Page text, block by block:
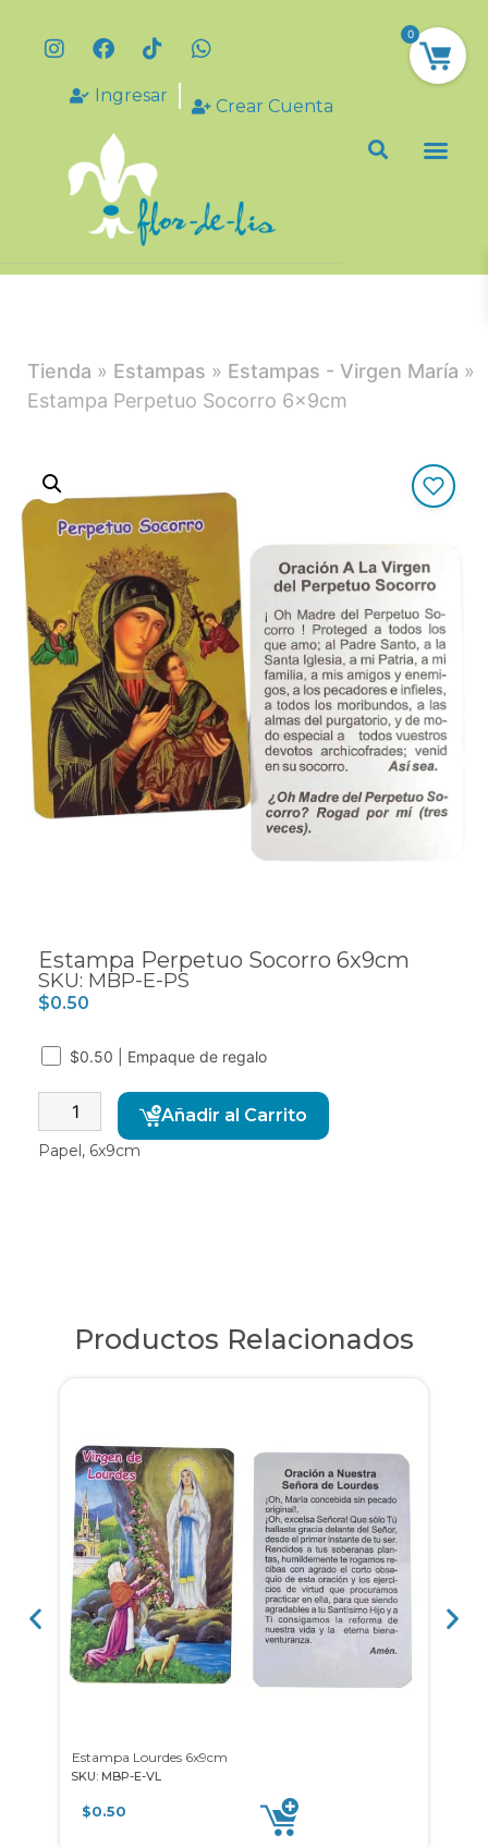
Ingresar
Crear Cuenta
Tienda » Estampas » Estampas - Virgen María »
Estampa Perpetuo Socorro 6x9cm
Estampa Perpetuo Socorro 6x9cm
SKU: MBP-E-PS
$0.50
$0.50 | Empaque de regalo
Añadir al Carrito
Papel, 6x9cm
Productos Relacionados
Estampa Lourdes 6x9cm
SKU: MBP-E-VL
$0.50
0